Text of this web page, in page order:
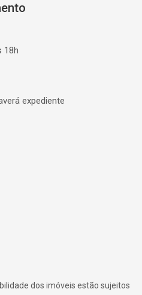
18h
expediente
dos imóveis estão sujeitos